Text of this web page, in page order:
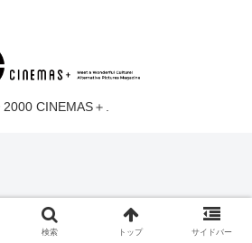
CINEMAS＋.
検索 トップ サイドバー